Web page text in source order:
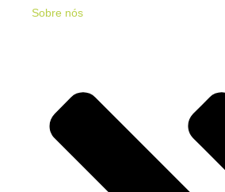
Sobre nós